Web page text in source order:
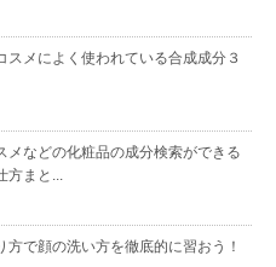
スメによく使われている合成成分３
メなどの化粧品の成分検索ができる
方まと...
方で顔の洗い方を徹底的に習おう！